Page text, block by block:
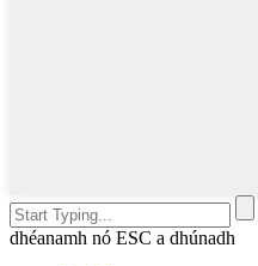
dhéanamh nó ESC a dhúnadh